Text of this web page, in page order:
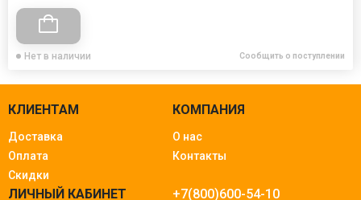
Нет в наличии Сообщить о поступлении
КЛИЕНТАМ
Доставка
Оплата
Скидки
КОМПАНИЯ
О нас
Контакты
ЛИЧНЫЙ КАБИНЕТ +7(800)600-54-10